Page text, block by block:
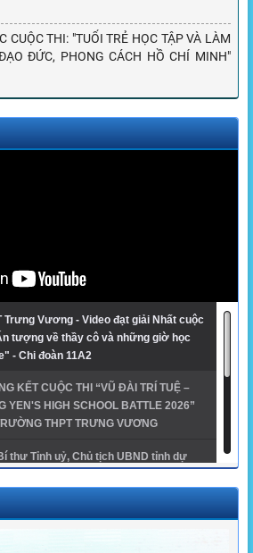
CUỘC THI: "TUỔI TRẺ HỌC TẬP VÀ LÀM
ĐỨC, PHONG CÁCH HỒ CHÍ MINH"
Trưng Vương - Video đạt giải Nhất cuộc
tượng về thầy cô và những giờ học
- Chi đoàn 11A2
KẾT CUỘC THI “VŨ ĐÀI TRÍ TUỆ –
YEN'S HIGH SCHOOL BATTLE 2026”
THPT TRƯNG VƯƠNG
thư Tỉnh uỷ, Chủ tịch UBND tỉnh dự
Vương
- THPT Trưng Vương